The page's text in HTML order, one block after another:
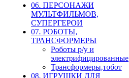
06. ПЕРСОНАЖИ
МУЛЬТФИЛЬМОВ,
СУПЕРГЕРОИ
07. РОБОТЫ,
ТРАНСФОРМЕРЫ
Роботы р/у и
электрифицированные
Трансформеры,тобот
08. ИГРУШКИ ДЛЯ